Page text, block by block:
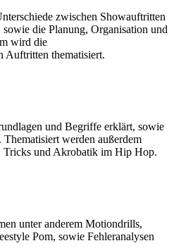
zwischen Showauftritten
die Planung, Organisation und
wird die
Auftritten thematisiert.
und Begriffe erklärt, sowie
werden außerdem
Tricks und Akrobatik im Hip Hop.
unter anderem Motiondrills,
Pom, sowie Fehleranalysen